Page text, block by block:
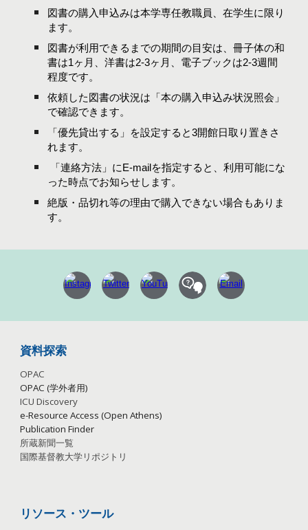
図書の購入申込みは本学専任教職員、在学生に限り
ます。
図書が利用できるまでの期間の目安は、冊子体の和
書は1ヶ月、洋書は2-3ヶ月、電子ブックは2-3週間
程度です。
依頼した図書の状況は「本の購入申込み状況照会」
で確認できます。
「優先貸出する」を設定すると3開館日取り置きさ
れます。
「連絡方法」にE-mailを指定すると、利用可能にな
った時点でお知らせします。
絶版・品切れ等の理由で購入できない場合もありま
す。
資料探索
OPAC
OPAC (学外者用)
ICU Discovery
e-Resource Access (Open Athens)
Publication Finder
所蔵新聞一覧
国際基督教大学リポジトリ
リソース・ツール